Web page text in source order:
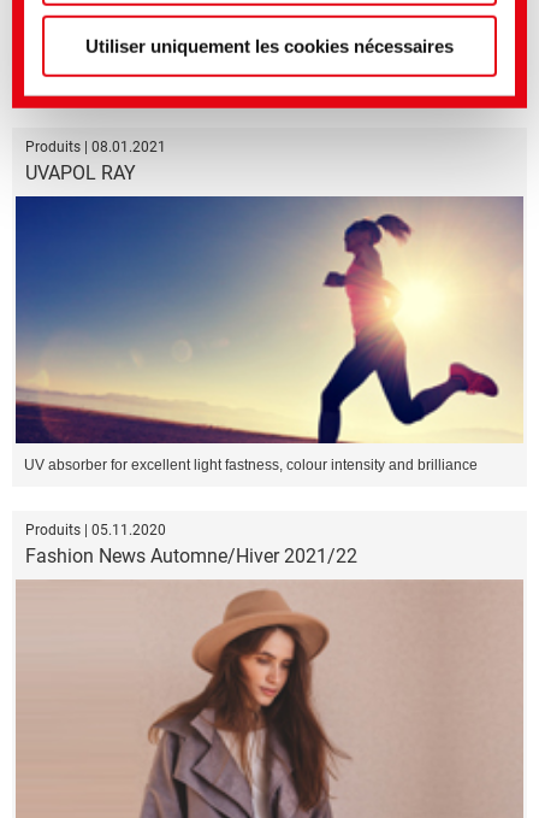
Utiliser uniquement les cookies nécessaires
Sustainable top-class polyamide fixing agent
Produits | 08.01.2021
UVAPOL RAY
UV absorber for excellent light fastness, colour intensity and brilliance
Produits | 05.11.2020
Fashion News Automne/Hiver 2021/22